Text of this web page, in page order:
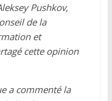
Pushkov,
de la
et
cette opinion
a commenté la